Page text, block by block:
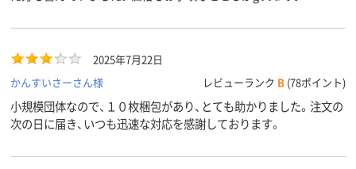
2025年7月22日
かんすいさーさん様
レビューランク B (78ポイント)
小規模団体なので、１０枚梱包があり、とても助かりました。注文の
次の日に届き、いつも迅速な対応を感謝しております。